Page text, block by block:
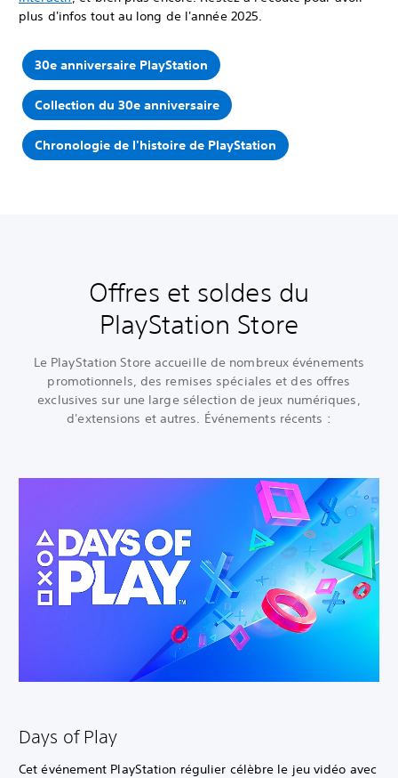
plus d'infos tout au long de l'année 2025.
30e anniversaire PlayStation
Collection du 30e anniversaire
Chronologie de l'histoire de PlayStation
Offres et soldes du
PlayStation Store
Le PlayStation Store accueille de nombreux événements
promotionnels, des remises spéciales et des offres
exclusives sur une large sélection de jeux numériques,
d'extensions et autres. Événements récents :
Days of Play
Cet événement PlayStation régulier célèbre le jeu vidéo avec